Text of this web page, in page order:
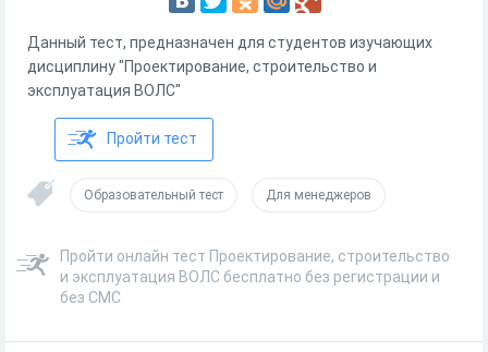
Данный тест, предназначен для студентов изучающих
дисциплину "Проектирование, строительство и
эксплуатация ВОЛС"
Пройти тест
Образовательный тест Для менеджеров
Пройти онлайн тест Проектирование, строительство
и эксплуатация ВОЛС бесплатно без регистрации и
без СМС